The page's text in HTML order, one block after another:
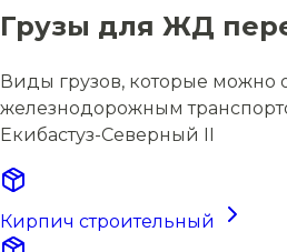
Грузы для ЖД
Виды грузов, которые можно
железнодорожным
Екибастуз-Северный II
Кирпич строительный